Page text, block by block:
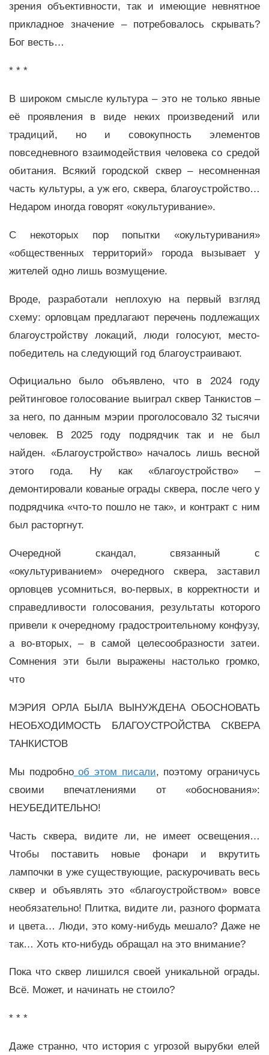
зрения объективности, так и имеющие невнятное
прикладное значение – потребовалось скрывать?
Бог весть…
* * *
В широком смысле культура – это не только явные
её проявления в виде неких произведений или
традиций, но и совокупность элементов
повседневного взаимодействия человека со средой
обитания. Всякий городской сквер – несомненная
часть культуры, а уж его, сквера, благоустройство…
Недаром иногда говорят «окультуривание».
С некоторых пор попытки «окультуривания»
«общественных территорий» города вызывает у
жителей одно лишь возмущение.
Вроде, разработали неплохую на первый взгляд
схему: орловцам предлагают перечень подлежащих
благоустройству локаций, люди голосуют, место-
победитель на следующий год благоустраивают.
Официально было объявлено, что в 2024 году
рейтинговое голосование выиграл сквер Танкистов –
за него, по данным мэрии проголосовало 32 тысячи
человек. В 2025 году подрядчик так и не был
найден. «Благоустройство» началось лишь весной
этого года. Ну как «благоустройство» –
демонтировали кованые ограды сквера, после чего у
подрядчика «что-то пошло не так», и контракт с ним
был расторгнут.
Очередной скандал, связанный с
«окультуриванием» очередного сквера, заставил
орловцев усомниться, во-первых, в корректности и
справедливости голосования, результаты которого
привели к очередному градостроительному конфузу,
а во-вторых, – в самой целесообразности затеи.
Сомнения эти были выражены настолько громко,
что
МЭРИЯ ОРЛА БЫЛА ВЫНУЖДЕНА ОБОСНОВАТЬ
НЕОБХОДИМОСТЬ БЛАГОУСТРОЙСТВА СКВЕРА
ТАНКИСТОВ
Мы подробно об этом писали, поэтому ограничусь
своими впечатлениями от «обоснования»:
НЕУБЕДИТЕЛЬНО!
Часть сквера, видите ли, не имеет освещения…
Чтобы поставить новые фонари и вкрутить
лампочки в уже существующие, раскурочивать весь
сквер и объявлять это «благоустройством» вовсе
необязательно! Плитка, видите ли, разного формата
и цвета… Люди, это кому-нибудь мешало? Даже не
так… Хоть кто-нибудь обращал на это внимание?
Пока что сквер лишился своей уникальной ограды.
Всё. Может, и начинать не стоило?
* * *
Даже странно, что история с угрозой вырубки елей